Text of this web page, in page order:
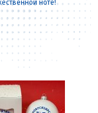
ноте!